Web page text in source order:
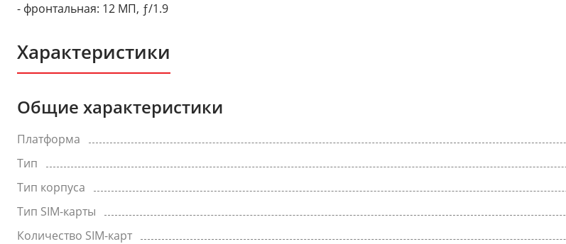
- фронтальная: 12 МП, ƒ/1.9
Характеристики
Общие характеристики
Платформа
Тип
Тип корпуса
Тип SIM-карты
Количество SIM-карт